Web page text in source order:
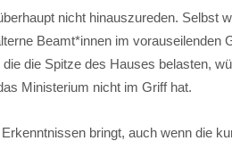
nicht hinauszureden. Selbst
Beamt*innen im vorauseilenden
die Spitze des Hauses belasten,
Ministerium nicht im Griff hat.
bringt, auch wenn die